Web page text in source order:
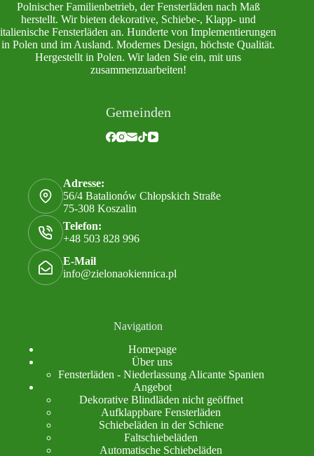
Polnischer Familienbetrieb, der Fensterläden nach Maß
herstellt. Wir bieten dekorative, Schiebe-, Klapp- und
italienische Fensterläden an. Hunderte von Implementierungen
in Polen und im Ausland. Modernes Design, höchste Qualität.
Hergestellt in Polen. Wir laden Sie ein, mit uns
zusammenzuarbeiten!
Gemeinden
Adresse:
56/4 Batalionów Chłopskich Straße
75-308 Koszalin
Telefon:
+48 503 828 996
E-Mail
info@zielonaokiennica.pl
Navigation
Homepage
Über uns
Fensterläden - Niederlassung Alicante Spanien
Angebot
Dekorative Blindläden nicht geöffnet
Aufklappbare Fensterläden
Schiebeläden in der Schiene
Faltschiebeläden
Automatische Schiebeläden